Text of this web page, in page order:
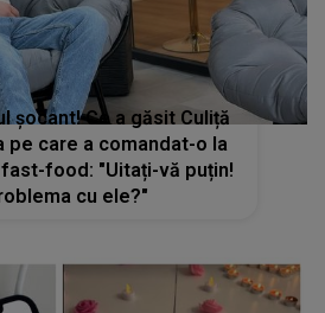
șocant! Ce a găsit Culiță
pe care a comandat-o la
food: "Uitați-vă puțin!
cu ele?"